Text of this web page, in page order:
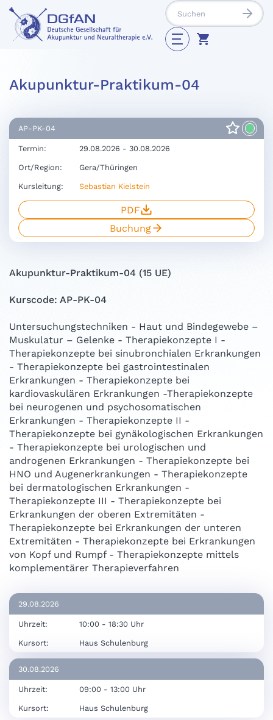
Akupunktur-Praktikum-04
AP-PK-04
Termin: 29.08.2026 - 30.08.2026
Ort/Region: Gera/Thüringen
Kursleitung: Sebastian Kielstein
PDF
Buchung
Akupunktur-Praktikum-04 (15 UE)
Kurscode: AP-PK-04
Untersuchungstechniken - Haut und Bindegewebe –
Muskulatur – Gelenke - Therapiekonzepte I -
Therapiekonzepte bei sinubronchialen Erkrankungen
- Therapiekonzepte bei gastrointestinalen
Erkrankungen - Therapiekonzepte bei
kardiovaskulären Erkrankungen -Therapiekonzepte
bei neurogenen und psychosomatischen
Erkrankungen - Therapiekonzepte II -
Therapiekonzepte bei gynäkologischen Erkrankungen
- Therapiekonzepte bei urologischen und
androgenen Erkrankungen - Therapiekonzepte bei
HNO und Augenerkrankungen - Therapiekonzepte
bei dermatologischen Erkrankungen -
Therapiekonzepte III - Therapiekonzepte bei
Erkrankungen der oberen Extremitäten -
Therapiekonzepte bei Erkrankungen der unteren
Extremitäten - Therapiekonzepte bei Erkrankungen
von Kopf und Rumpf - Therapiekonzepte mittels
komplementärer Therapieverfahren
29.08.2026
Uhrzeit: 10:00 - 18:30 Uhr
Kursort: Haus Schulenburg
30.08.2026
Uhrzeit: 09:00 - 13:00 Uhr
Kursort: Haus Schulenburg